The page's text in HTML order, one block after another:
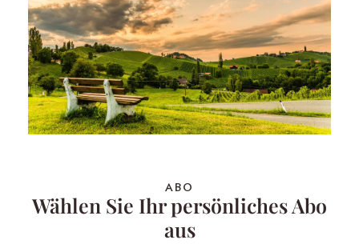
ABO
Wählen Sie Ihr persönliches Abo
aus